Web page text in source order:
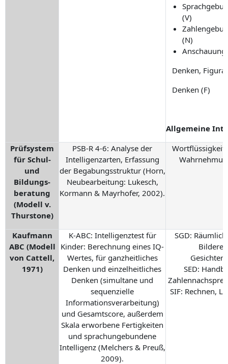
(V)
(N)
Denken,
Denken (F)
Allgemeine
Prüfsystem
für Schul-
und
Bildungs-
beratung
(Modell v.
Thurstone)
PSB-R 4-6: Analyse der
Intelligenzarten, Erfassung
der Begabungsstruktur (Horn,
Neubearbeitung: Lukesch,
Kormann & Mayrhofer, 2002).
Kaufmann
ABC (Modell
von Cattell,
1971)
K-ABC: Intelligenztest für
Kinder: Berechnung eines IQ-
Wertes, für ganzheitliches
Denken und einzelheitliches
Denken (simultane und
sequenzielle
Informationsverarbeitung)
und Gesamtscore, außerdem
Skala erworbene Fertigkeiten
und sprachungebundene
Intelligenz (Melchers & Preuß,
2009).
SGD:
SED:
SIF: Rechnen,